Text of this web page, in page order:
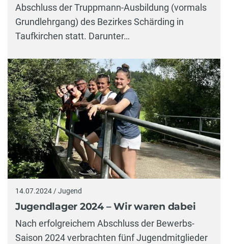
Abschluss der Truppmann-Ausbildung (vormals
Grundlehrgang) des Bezirkes Schärding in
Taufkirchen statt. Darunter…
14.07.2024 / Jugend
Jugendlager 2024 – Wir waren dabei
Nach erfolgreichem Abschluss der Bewerbs-
Saison 2024 verbrachten fünf Jugendmitglieder